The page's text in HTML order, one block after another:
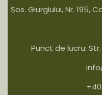
Șos. Giurgiului, Nr. 195,
Punct de lucru: